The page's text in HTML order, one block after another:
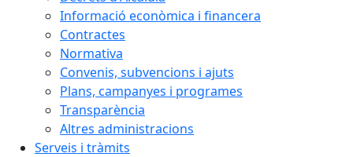
Informació econòmica i financera
Contractes
Normativa
Convenis, subvencions i ajuts
Plans, campanyes i programes
Transparència
Altres administracions
Serveis i tràmits